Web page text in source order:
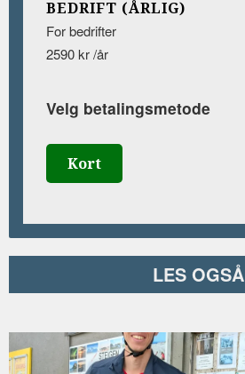
BEDRIFT (ÅRLIG)
For bedrifter
2590 kr /år
Velg betalingsmetode
Kort
LES OGSÅ